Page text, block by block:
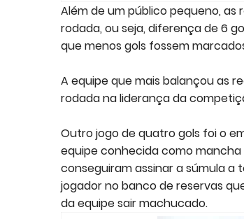
Além de um público pequeno, as
rodada, ou seja, diferença de 6
que menos gols fossem
A equipe que mais balançou as
rodada na liderança da
Outro jogo de quatro gols foi o
equipe conhecida como mancha
conseguiram assinar a súmula
jogador no banco de reservas
da equipe sair machucado.